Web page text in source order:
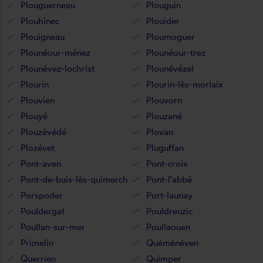
Plouguerneau
Plouguin
Plouhinec
Plouider
Plouigneau
Ploumoguer
Plounéour-ménez
Plounéour-trez
Plounévez-lochrist
Plounévézel
Plourin
Plourin-lès-morlaix
Plouvien
Plouvorn
Plouyé
Plouzané
Plouzévédé
Plovan
Plozévet
Pluguffan
Pont-aven
Pont-croix
Pont-de-buis-lès-quimerch
Pont-l'abbé
Porspoder
Port-launay
Pouldergat
Pouldreuzic
Poullan-sur-mer
Poullaouen
Primelin
Quéménéven
Querrien
Quimper